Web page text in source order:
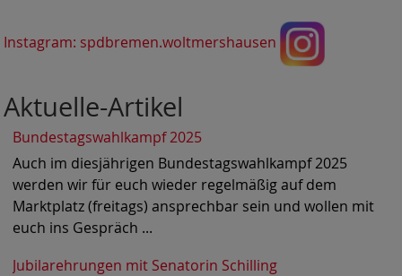
Instagram: spdbremen.woltmershausen
Aktuelle-Artikel
Bundestagswahlkampf 2025
Auch im diesjährigen Bundestagswahlkampf 2025
werden wir für euch wieder regelmäßig auf dem
Marktplatz (freitags) ansprechbar sein und wollen mit
euch ins Gespräch ...
Jubilarehrungen mit Senatorin Schilling